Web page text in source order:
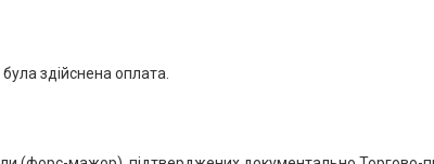
здійснена оплата.